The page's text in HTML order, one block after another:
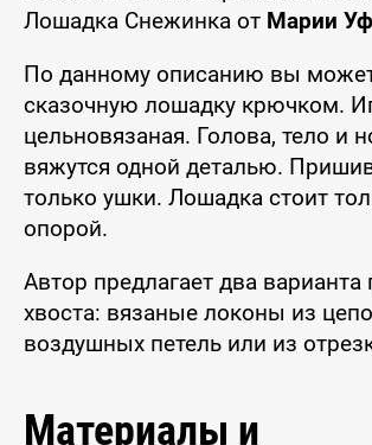
Лошадка Снежинка от Марии
По данному описанию вы
сказочную лошадку крючком.
цельновязаная. Голова, тело и
вяжутся одной деталью.
только ушки. Лошадка стоит
опорой.
Автор предлагает два варианта
хвоста: вязаные локоны из
воздушных петель или из
Материалы и